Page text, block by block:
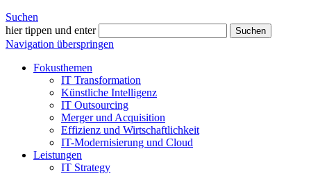
Suchen
hier tippen und enter
Suchen
Navigation überspringen
Fokusthemen
IT Transformation
Künstliche Intelligenz
IT Outsourcing
Merger und Acquisition
Effizienz und Wirtschaftlichkeit
IT-Modernisierung und Cloud
Leistungen
IT Strategy